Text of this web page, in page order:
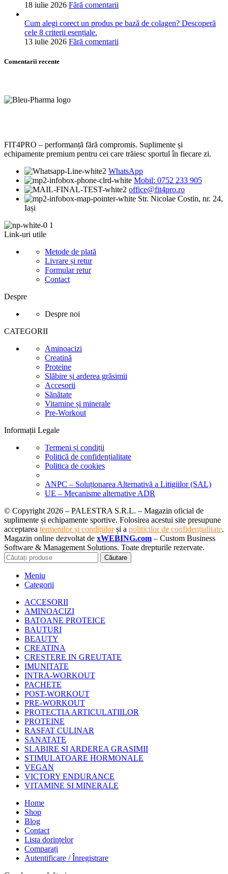
18 iulie 2026 Fără comentarii
Cum alegi corect un produs pe bază de colagen? Descoperă
cele 8 criterii esențiale.
13 iulie 2026 Fără comentarii
Comentarii recente
FIT4PRO – performanță fără compromis. Suplimente și
echipamente premium pentru cei care trăiesc sportul în fiecare zi.
WhatsApp
Mobil: 0752 233 905
office@fit4pro.ro
Str. Nicolae Costin, nr. 24,
Iași
Link-uri utile
Metode de plată
Livrare și retur
Formular retur
Contact
Despre
Despre noi
CATEGORII
Aminoacizi
Creatină
Proteine
Slăbire și arderea grăsimii
Accesorii
Sănătate
Vitamine și minerale
Pre-Workout
Informații Legale
Termeni și condiții
Politică de confidențialitate
Politica de cookies
ANPC – Soluționarea Alternativă a Litigiilor (SAL)
UE – Mecanisme alternative ADR
© Copyright 2026 – PALESTRA S.R.L. – Magazin oficial de
suplimente și echipamente sportive. Folosirea acestui site presupune
acceptarea termenilor și condițiilorși a politicilor de confidențialitate.
Magazin online dezvoltat de xWEBING.com – Custom Business
Software & Management Solutions. Toate drepturile rezervate.
Căutare
Meniu
Categorii
ACCESORII
AMINOACIZI
BATOANE PROTEICE
BAUTURI
BEAUTY
CREATINA
CRESTERE IN GREUTATE
IMUNITATE
INTRA-WORKOUT
PACHETE
POST-WORKOUT
PRE-WORKOUT
PROTECTIA ARTICULATIILOR
PROTEINE
RASFAT CULINAR
SANATATE
SLABIRE SI ARDEREA GRASIMII
STIMULATOARE HORMONALE
VEGAN
VICTORY ENDURANCE
VITAMINE SI MINERALE
Home
Shop
Blog
Contact
Lista dorințelor
Comparați
Autentificare / Înregistrare